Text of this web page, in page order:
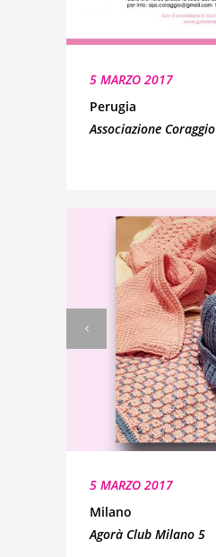
5 MARZO 2017
Perugia
Associazione Coraggio
5 MARZO 2017
Milano
Agorà Club Milano 5